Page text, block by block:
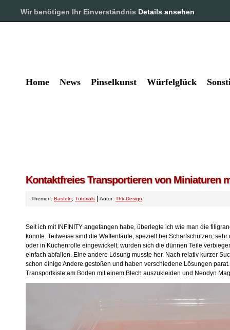
Pinselkunst und Würfelglück –
Alles rund um das Hobby
Home News Pinselkunst Würfelglück
Kontaktfreies Transportieren von Miniaturen
Themen: Basteln Tutorials Autor: Thk-Design
Seit ich mit INFINITY angefangen habe, überlegte ich wie man die
könnte. Teilweise sind die Waffenläufe, speziell bei Scharfschützen,
oder in Küchenrolle eingewickelt, würden sich die dünnen Teile
einfach abfallen. Eine andere Lösung musste her. Nach relativ kurzer
schon einige Andere gestoßen und haben verschiedene Lösungen
Transportkiste am Boden mit einem Blech auszukleiden und Neodyn
Wir benötigen Ihr Einverständnis Details ansehen